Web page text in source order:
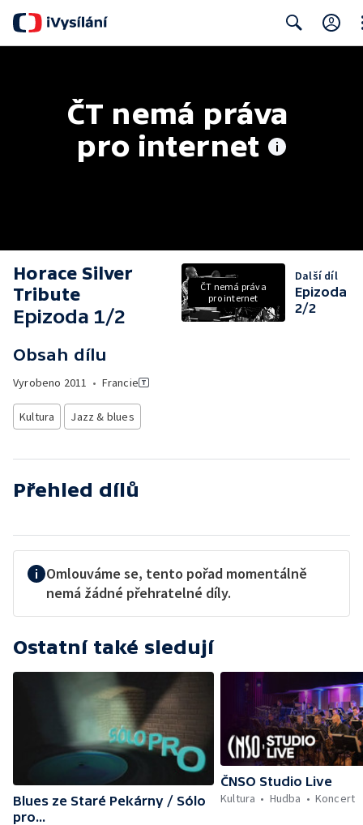
ČT nemá práva
pro internet
Horace Silver
Tribute
Epizoda 1/2
Obsah dílu
Vyrobeno 2011 • Francie
Kultura Jazz & blues
ČT nemá práva
pro internet
Další díl
Epizoda
2/2
Přehled dílů
Omlouváme se, tento pořad momentálně
nemá žádné přehratelné díly.
Ostatní také sledují
Blues ze Staré Pekárny / Sólo
pro...
ČNSO Studio Live
Kultura
Hudba Koncert